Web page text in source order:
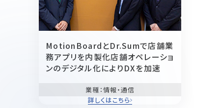
MotionBoardとDr.Sumで店舗業
務アプリを内製化店舗オペレーショ
ンのデジタル化によりDXを加速
業種 ：情報・通信
詳しくはこちら